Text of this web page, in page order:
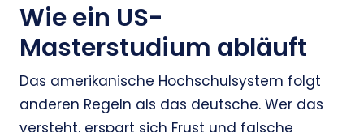
Wie ein US-
Masterstudium abläuft
Das amerikanische Hochschulsystem folgt
anderen Regeln als das deutsche. Wer das
versteht, erspart sich Frust und falsche